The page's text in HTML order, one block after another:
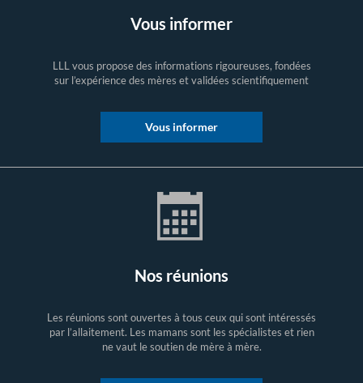
Vous informer
LLL vous propose des informations rigoureuses, fondées
sur l’expérience des mères et validées scientifiquement
Vous informer
Nos réunions
Les réunions sont ouvertes à tous ceux qui sont intéressés
par l’allaitement. Les mamans sont les spécialistes et rien
ne vaut le soutien de mère à mère.